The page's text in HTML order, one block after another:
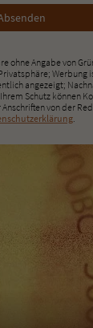
ohne Angabe von
Werbung
angezeigt;
Schutz können
von der
.